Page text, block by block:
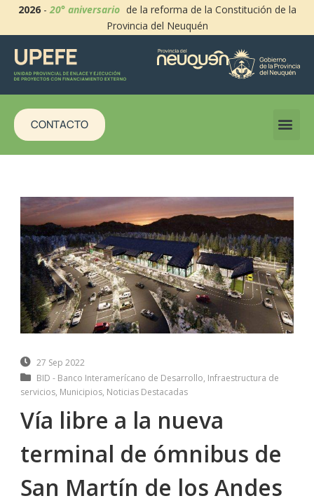
2026-20° aniversario de la reforma de la Constitución de la
Provincia del Neuquén
CONTACTO
27 Sep 2022
BID - Banco Interamerícano de Desarrollo, Infraestructura de
servicios, Municipios, Noticias Destacadas
Vía libre a la nueva
terminal de ómnibus de
San Martín de los Andes